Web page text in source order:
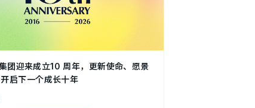
团迎来成立10 周年，更新使命、愿景
启下一个成长十年